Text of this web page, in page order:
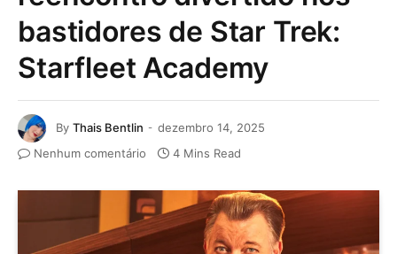
bastidores de Star Trek:
Starfleet Academy
By Thais Bentlin
dezembro 14, 2025
Nenhum comentário
4 Mins Read